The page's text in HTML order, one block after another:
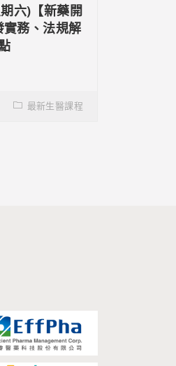
六)【新藥開
務、法規解
最新生醫課程